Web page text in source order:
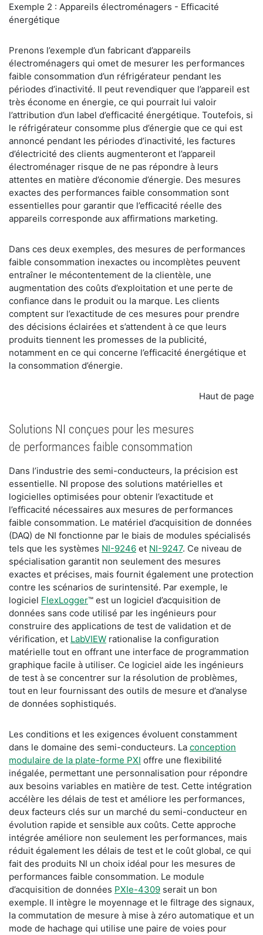
Exemple 2 : Appareils électroménagers - Efficacité
énergétique
Prenons l’exemple d’un fabricant d’appareils
électroménagers qui omet de mesurer les performances
faible consommation d’un réfrigérateur pendant les
périodes d’inactivité. Il peut revendiquer que l’appareil est
très économe en énergie, ce qui pourrait lui valoir
l’attribution d’un label d’efficacité énergétique. Toutefois, si
le réfrigérateur consomme plus d’énergie que ce qui est
annoncé pendant les périodes d’inactivité, les factures
d’électricité des clients augmenteront et l’appareil
électroménager risque de ne pas répondre à leurs
attentes en matière d’économie d’énergie. Des mesures
exactes des performances faible consommation sont
essentielles pour garantir que l’efficacité réelle des
appareils corresponde aux affirmations marketing.
Dans ces deux exemples, des mesures de performances
faible consommation inexactes ou incomplètes peuvent
entraîner le mécontentement de la clientèle, une
augmentation des coûts d’exploitation et une perte de
confiance dans le produit ou la marque. Les clients
comptent sur l’exactitude de ces mesures pour prendre
des décisions éclairées et s’attendent à ce que leurs
produits tiennent les promesses de la publicité,
notamment en ce qui concerne l’efficacité énergétique et
la consommation d’énergie.
Haut de page
Solutions NI conçues pour les mesures
de performances faible consommation
Dans l’industrie des semi-conducteurs, la précision est
essentielle. NI propose des solutions matérielles et
logicielles optimisées pour obtenir l’exactitude et
l’efficacité nécessaires aux mesures de performances
faible consommation. Le matériel d’acquisition de données
(DAQ) de NI fonctionne par le biais de modules spécialisés
tels que les systèmes NI-9246 et NI-9247. Ce niveau de
spécialisation garantit non seulement des mesures
exactes et précises, mais fournit également une protection
contre les scénarios de surintensité. Par exemple, le
logiciel FlexLogger™ est un logiciel d’acquisition de
données sans code utilisé par les ingénieurs pour
construire des applications de test de validation et de
vérification, et LabVIEW rationalise la configuration
matérielle tout en offrant une interface de programmation
graphique facile à utiliser. Ce logiciel aide les ingénieurs
de test à se concentrer sur la résolution de problèmes,
tout en leur fournissant des outils de mesure et d’analyse
de données sophistiqués.
Les conditions et les exigences évoluent constamment
dans le domaine des semi-conducteurs. La conception
modulaire de la plate-forme PXI offre une flexibilité
inégalée, permettant une personnalisation pour répondre
aux besoins variables en matière de test. Cette intégration
accélère les délais de test et améliore les performances,
deux facteurs clés sur un marché du semi-conducteur en
évolution rapide et sensible aux coûts. Cette approche
intégrée améliore non seulement les performances, mais
réduit également les délais de test et le coût global, ce qui
fait des produits NI un choix idéal pour les mesures de
performances faible consommation. Le module
d’acquisition de données PXIe-4309 serait un bon
exemple. Il intègre le moyennage et le filtrage des signaux,
la commutation de mesure à mise à zéro automatique et un
mode de hachage qui utilise une paire de voies pour